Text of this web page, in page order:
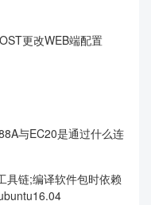
更改WEB端配置
与EC20是通过什么连
具链;编译软件包时依赖